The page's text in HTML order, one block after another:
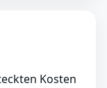
Kosten